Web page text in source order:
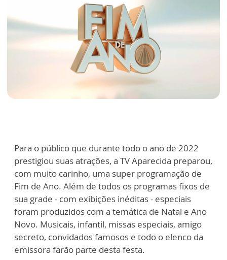
Para o público que durante todo o ano de 2022
prestigiou suas atrações, a TV Aparecida preparou,
com muito carinho, uma super programação de
Fim de Ano. Além de todos os programas fixos de
sua grade - com exibições inéditas - especiais
foram produzidos com a temática de Natal e Ano
Novo. Musicais, infantil, missas especiais, amigo
secreto, convidados famosos e todo o elenco da
emissora farão parte desta festa.